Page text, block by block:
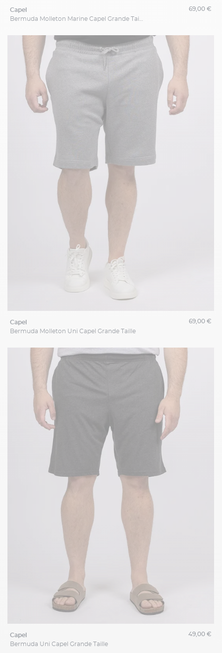
capel
69,00 €
capel
Bermuda Molleton Uni Capel Grande Taille
69,00 €
capel
Bermuda Uni Capel Grande Taille
49,00 €